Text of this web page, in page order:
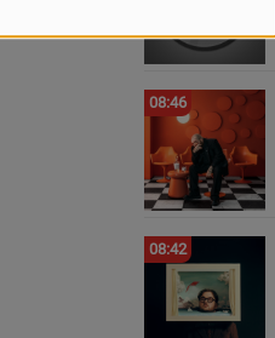
08:46
08:42